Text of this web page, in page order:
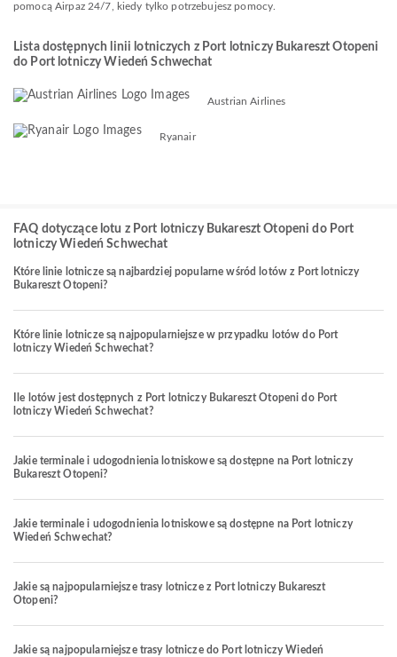
pomocą Airpaz 24/7, kiedy tylko potrzebujesz pomocy.
Lista dostępnych linii lotniczych z Port lotniczy Bukareszt Otopeni
do Port lotniczy Wiedeń Schwechat
Austrian Airlines
Ryanair
FAQ dotyczące lotu z Port lotniczy Bukareszt Otopeni do Port
lotniczy Wiedeń Schwechat
Które linie lotnicze są najbardziej popularne wśród lotów z Port lotniczy
Bukareszt Otopeni?
Które linie lotnicze są najpopularniejsze w przypadku lotów do Port
lotniczy Wiedeń Schwechat?
Ile lotów jest dostępnych z Port lotniczy Bukareszt Otopeni do Port
lotniczy Wiedeń Schwechat?
Jakie terminale i udogodnienia lotniskowe są dostępne na Port lotniczy
Bukareszt Otopeni?
Jakie terminale i udogodnienia lotniskowe są dostępne na Port lotniczy
Wiedeń Schwechat?
Jakie są najpopularniejsze trasy lotnicze z Port lotniczy Bukareszt
Otopeni?
Jakie są najpopularniejsze trasy lotnicze do Port lotniczy Wiedeń